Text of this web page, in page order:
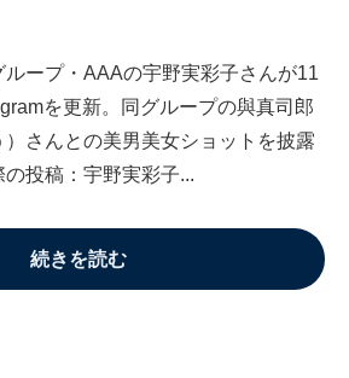
ループ・AAAの宇野実彩子さんが11
を更新。同グループの與真司郎
）さんとの美男美女ショットを披露
投稿：宇野実彩子...
続きを読む